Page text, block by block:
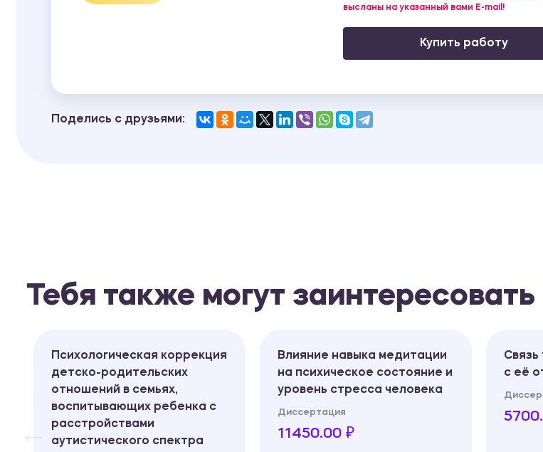
высланы на указанный вами E-mail!
Купить работу
Поделись с друзьями:
Тебя также могут заинтересовать
Психологическая коррекция
детско-родительских
отношений в семьях,
воспитывающих ребенка с
расстройствами
аутистического спектра
Влияние навыка медитации
на психическое состояние и
уровень стресса человека
Диссертация
11450.00 ₽
с её